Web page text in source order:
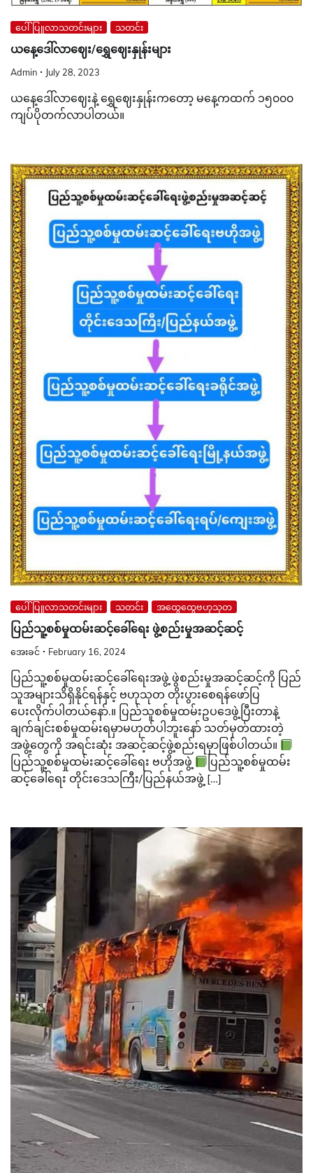
ပေါ်ပြူလာသတင်းများ သတင်း
ယနေ့ဒေါ်လာဈေး/ရွှေဈေးနှုန်းများ
Admin July 28, 2023
ယနေ့ဒေါ်လာဈေးနဲ့ ရွှေဈေးနှုန်းကတော့ မနေ့ကထက် ၁၅၀၀၀
ကျပ်ပိုတက်လာပါတယ်။
ပေါ်ပြူလာသတင်းများ သတင်း အထွေထွေဗဟုသုတ
ပြည်သူ့စစ်မှုထမ်းဆင့်ခေါ်ရေး ဖွဲ့စည်းမှုအဆင့်ဆင့်
အေးခင် February 16, 2024
ပြည်သူ့စစ်မှုထမ်းဆင့်ခေါ်ရေးအဖွဲ့ ဖွဲစည်းမှုအဆင့်ဆင့်ကို ပြည်
သူအများသိရှိနိုင်ရန်နှင့် ဗဟုသုတ တိုးပွားစေရန်ဖော်ပြ
ပေးလိုက်ပါတယ်နော်.။ ပြည်သူစစ်မှုထမ်းဥပဒေဖွဲ့ပြီးတာနဲ့
ချက်ချင်းစစ်မှုထမ်းရမှာမဟုတ်ပါဘူးနော် သတ်မှတ်ထားတဲ့
အဖွဲ့တွေကို အရင်းဆုံး အဆင့်ဆင့်ဖွဲ့စည်းရမှာဖြစ်ပါတယ်။
ပြည်သူ့စစ်မှုထမ်းဆင့်ခေါ်ရေး ဗဟိုအဖွဲ့
ပြည်သူ့စစ်မှုထမ်း
ဆင့်ခေါ်ရေး တိုင်းဒေသကြီး/ပြည်နယ်အဖွဲ့ […]